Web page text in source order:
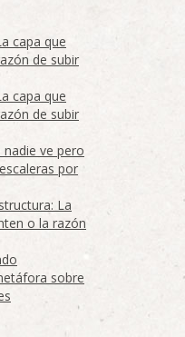
capa que
de subir
capa que
de subir
nadie ve pero
por
La
o la razón
sobre